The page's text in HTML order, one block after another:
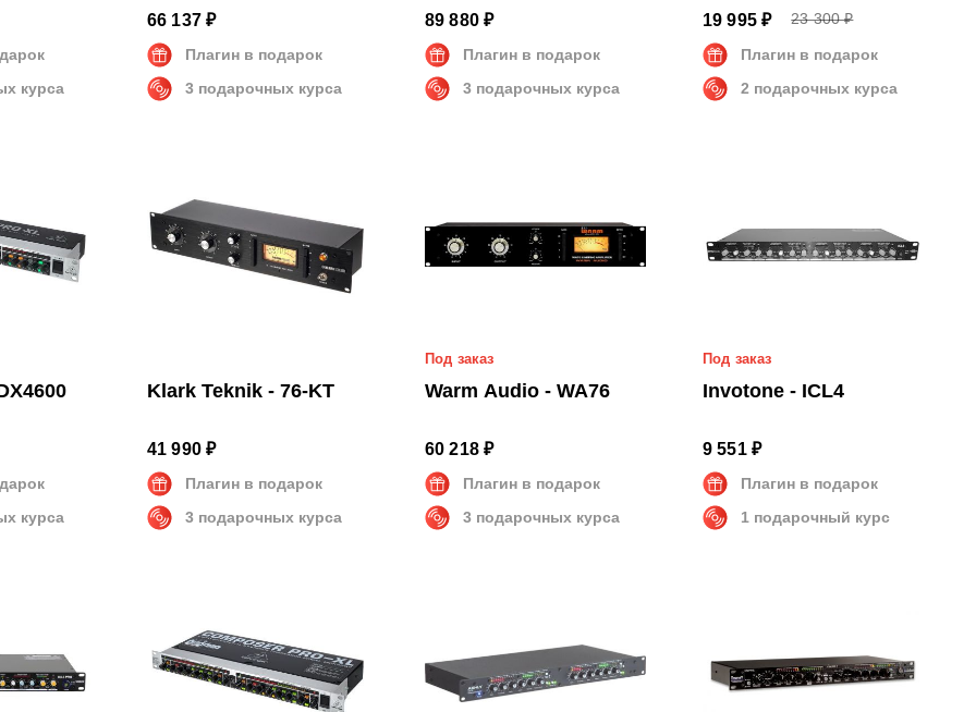
курса
66 137 ₽
Плагин в подарок
3 подарочных курса
89 880 ₽
Плагин в подарок
3 подарочных курса
19 995 ₽ 23 300 ₽
Плагин в подарок
2 подарочных курса
курса
Klark Teknik - 76-KT
41 990 ₽
Плагин в подарок
3 подарочных курса
Под заказ
Warm Audio - WA76
60 218 ₽
Плагин в подарок
3 подарочных курса
Под заказ
Invotone - ICL4
9 551 ₽
Плагин в подарок
1 подарочный курс